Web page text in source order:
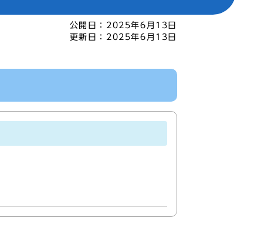
公開日： 2025年6月13日
更新日： 2025年6月13日